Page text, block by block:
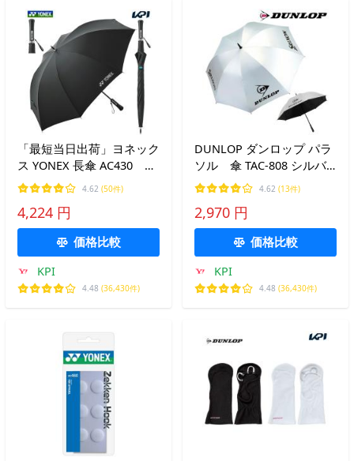
「最短当日出荷」ヨネック
ス YONEX 長傘 AC430 テ
ニスアクセサリー 傘・日
傘・パラソル UV対策 晴雨
兼用
4.62 (50件)
4,224 円
価格比較
KPI
4.48 (36,430件)
DUNLOP ダンロップ パラ
ソル 傘 TAC-808 シルバ
ー テニスアクセサリー UV
対策 晴雨兼用 日傘 雨傘
4.62 (13件)
2,970 円
価格比較
KPI
4.48 (36,430件)